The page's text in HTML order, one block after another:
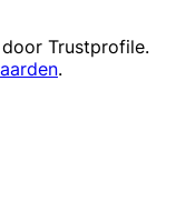
Trustprofile.
.